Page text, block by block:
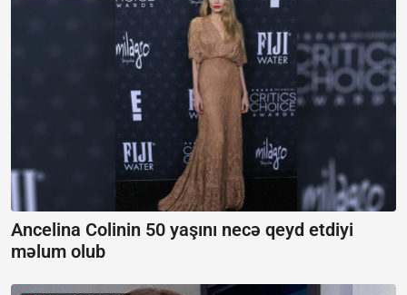
Ancelina Colinin 50 yaşını necə qeyd etdiyi
məlum olub